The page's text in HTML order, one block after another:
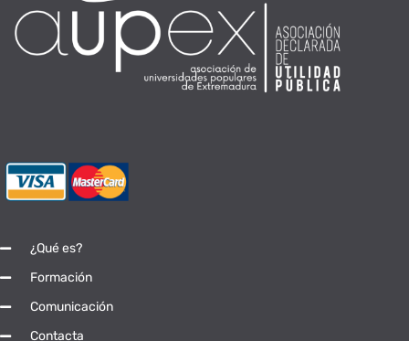
¿Qué es?
Formación
Comunicación
Contacta